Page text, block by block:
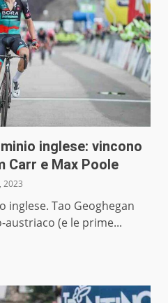
inglese: vincono
Carr e Max Poole
2023
inglese. Tao Geoghegan
(e le prime...